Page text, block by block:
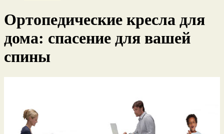
Ортопедические кресла для
дома: спасение для вашей
спины